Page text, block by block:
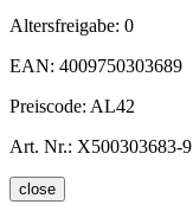
Altersfreigabe: 0
EAN: 4009750303689
Preiscode: AL42
Art. Nr.: X500303683-9
close